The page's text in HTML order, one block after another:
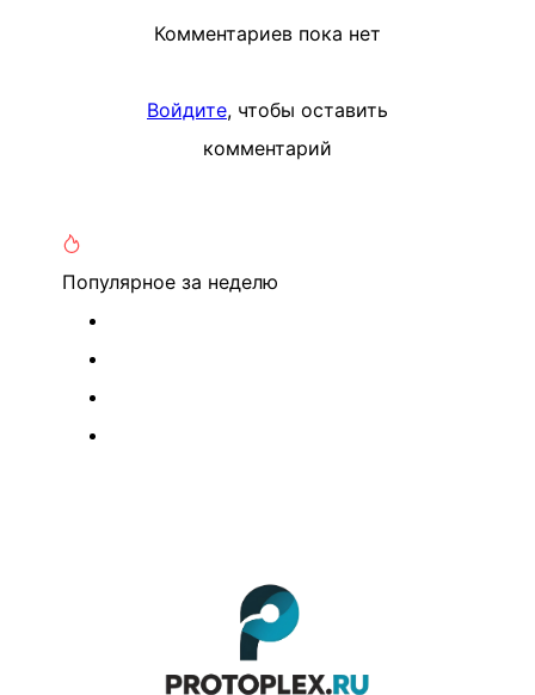
Комментариев пока нет
Войдите, чтобы оставить
комментарий
Популярное за неделю